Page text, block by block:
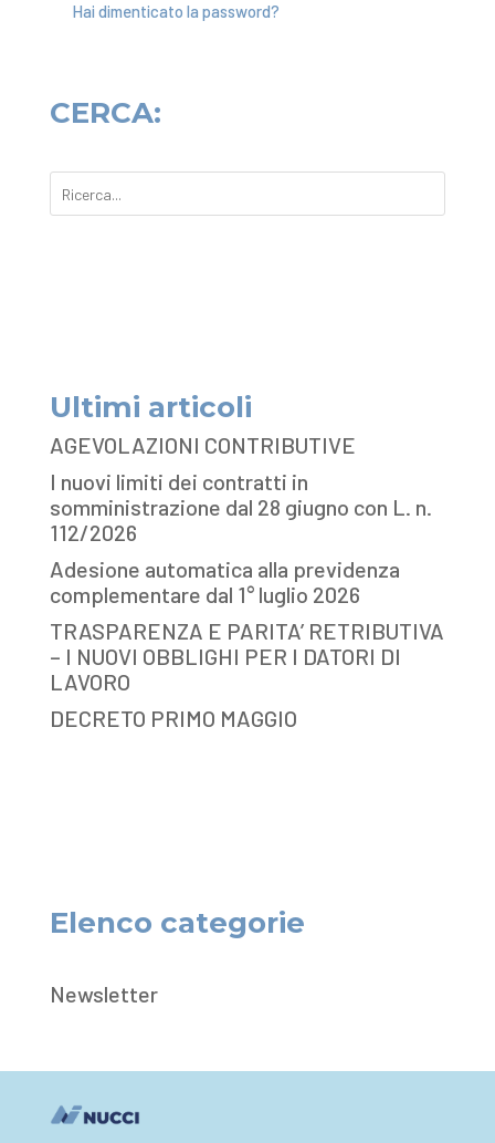
Hai dimenticato la password?
CERCA:
Ultimi articoli
AGEVOLAZIONI CONTRIBUTIVE
I nuovi limiti dei contratti in
somministrazione dal 28 giugno con L. n.
112/2026
Adesione automatica alla previdenza
complementare dal 1° luglio 2026
TRASPARENZA E PARITA’ RETRIBUTIVA
– I NUOVI OBBLIGHI PER I DATORI DI
LAVORO
DECRETO PRIMO MAGGIO
Elenco categorie
Newsletter